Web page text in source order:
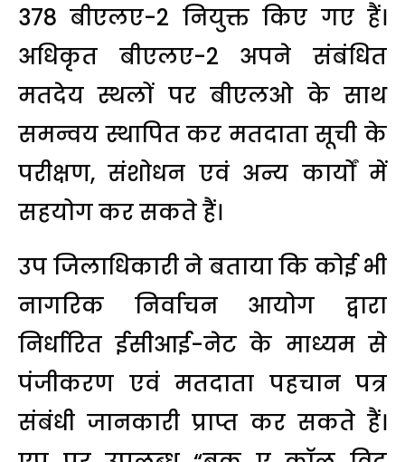
378 बीएलए-2 नियुक्त किए गए हैं।
अधिकृत बीएलए-2 अपने संबंधित
मतदेय स्थलों पर बीएलओ के साथ
समन्वय स्थापित कर मतदाता सूची के
परीक्षण, संशोधन एवं अन्य कार्यों में
सहयोग कर सकते हैं।
उप जिलाधिकारी ने बताया कि कोई भी
नागरिक निर्वाचन आयोग द्वारा
निर्धारित ईसीआई-नेट के माध्यम से
पंजीकरण एवं मतदाता पहचान पत्र
संबंधी जानकारी प्राप्त कर सकते हैं।